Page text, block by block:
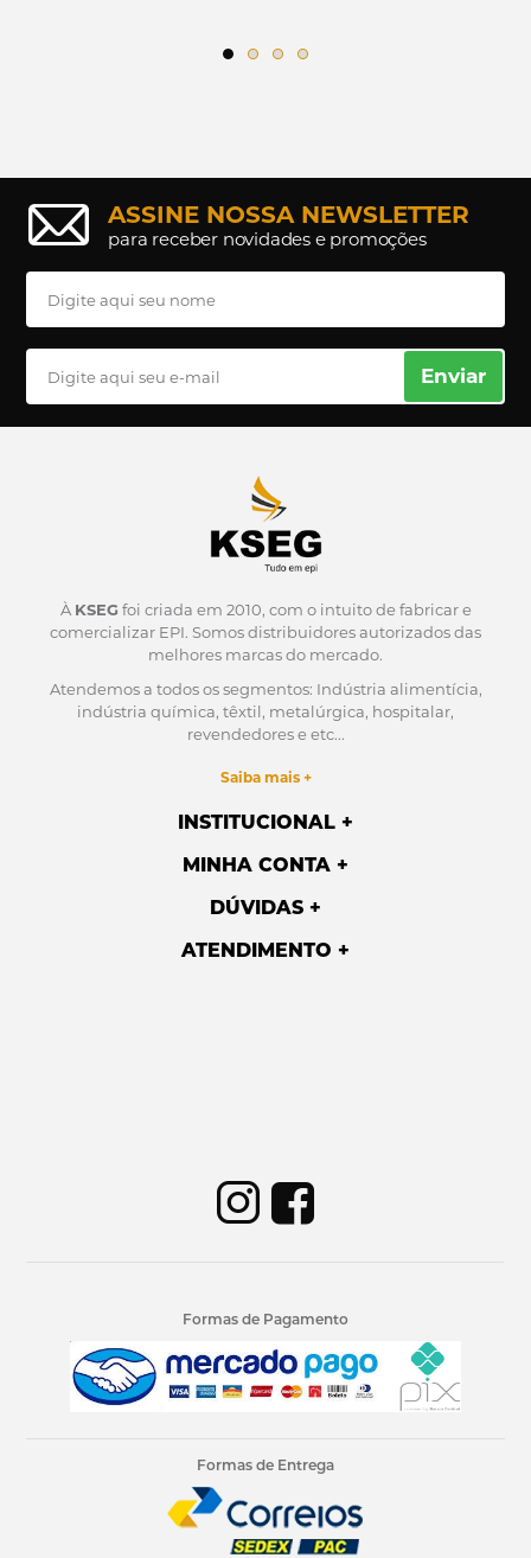
ASSINE NOSSA NEWSLETTER
para receber novidades e promoções
Enviar
À KSEG foi criada em 2010, com o intuito de fabricar e
comercializar EPI. Somos distribuidores autorizados das
melhores marcas do mercado.
Atendemos a todos os segmentos: Indústria alimentícia,
indústria química, têxtil, metalúrgica, hospitalar,
revendedores e etc...
Saiba mais +
INSTITUCIONAL
MINHA CONTA
DÚVIDAS
ATENDIMENTO
Formas de Pagamento
Formas de Entrega